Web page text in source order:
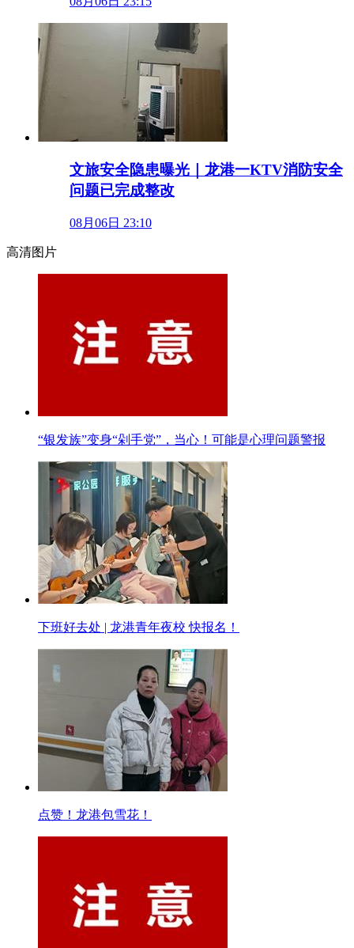
文旅安全隐患曝光｜龙港一KTV消防安全
问题已完成整改
08月06日 23:10
高清图片
“银发族”变身“剁手党”，当心！可能是心理问题警报
下班好去处 | 龙港青年夜校 快报名！
点赞！龙港包雪花！